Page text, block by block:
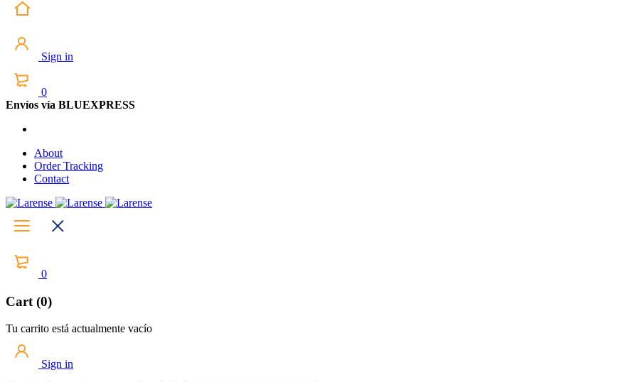
Sign in
0
Envíos vía BLUEXPRESS
About
Order Tracking
Contact
0
Cart (0)
Tu carrito está actualmente vacío
Sign in